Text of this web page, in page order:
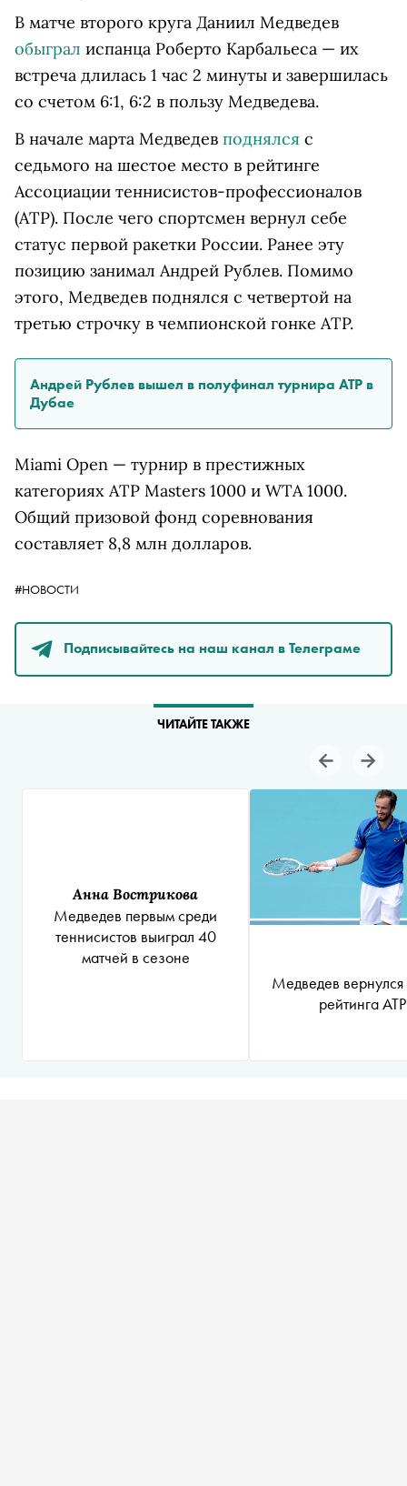
В матче второго круга Даниил Медведев
обыграл испанца Роберто Карбальеса — их
встреча длилась 1 час 2 минуты и завершилась
со счетом 6:1, 6:2 в пользу Медведева.
В начале марта Медведев поднялся с
седьмого на шестое место в рейтинге
Ассоциации теннисистов-профессионалов
(АТР). После чего спортсмен вернул себе
статус первой ракетки России. Ранее эту
позицию занимал Андрей Рублев. Помимо
этого, Медведев поднялся с четвертой на
третью строчку в чемпионской гонке ATP.
Андрей Рублев вышел в полуфинал турнира ATP в
Дубае
Miami Open — турнир в престижных
категориях ATP Masters 1000 и WTA 1000.
Общий призовой фонд соревнования
составляет 8,8 млн долларов.
#НОВОСТИ
Подписывайтесь на наш канал в Телеграме
ЧИТАЙТЕ ТАКЖЕ
Анна Вострикова
Медведев первым среди
теннисистов выиграл 40
матчей в сезоне
Медведев вернулся
рейтинга ATP